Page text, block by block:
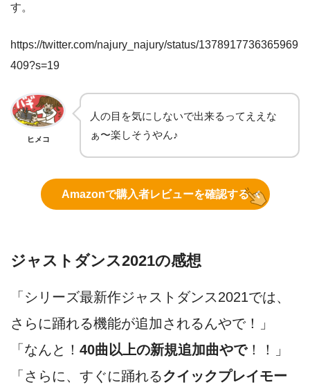
す。
https://twitter.com/najury_najury/status/1378917736365969
409?s=19
ヒメコ
人の目を気にしないで出来るってええな
ぁ〜楽しそうやん♪
Amazonで購入者レビューを確認する
ジャストダンス2021の感想
「シリーズ最新作ジャストダンス2021では、
さらに踊れる機能が追加されるんやで！」
「なんと！ 40曲以上の新規追加曲やで！！」
「さらに、すぐに踊れるクイックプレイモー